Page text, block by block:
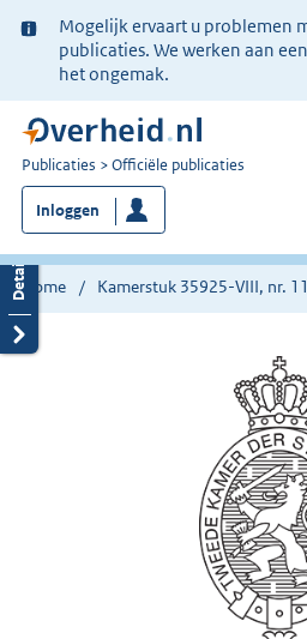
Ter
informatie:
Mogelijk ervaart u problemen
publicaties. We werken aan
het ongemak.
U
bent
nu
hier:
Publicaties Officiële publicaties
Inloggen
Home Kamerstuk 35925-VIII, nr.